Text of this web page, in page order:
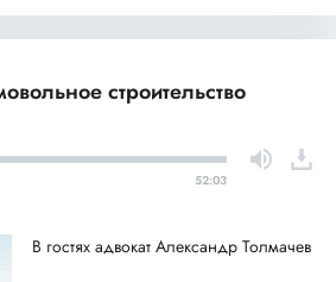
строительство
52:03
В гостях адвокат Александр Толмачев